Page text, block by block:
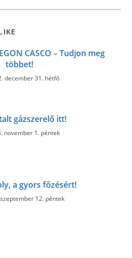
new new
CASCO – Tudjon meg
többet!
december 31. hétfő
gázszerelő itt!
november 1. péntek
a gyors főzésért!
12. péntek